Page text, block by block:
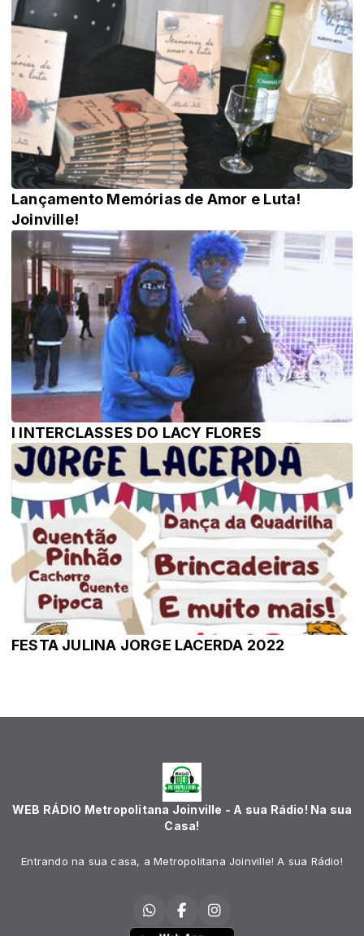
Lançamento Memórias de Amor e Luta!
Joinville!
I INTERCLASSES DO LACY FLORES
FESTA JULINA JORGE LACERDA 2022
WEB RÁDIO Metropolitana Joinville - A sua Rádio! Na sua
Casa!
Entrando na sua casa, a Metropolitana Joinville! A sua Rádio!